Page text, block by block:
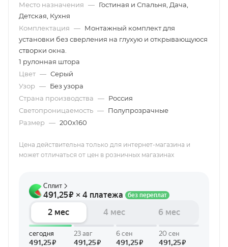
Место назначения — Гостиная и Спальня, Дача,
Детская, Кухня
Комплектация — Монтажный комплект для
установки без сверления на глухую и открывающуюся
створки окна.
1 рулонная штора
Цвет — Серый
Узор — Без узора
Страна производства — Россия
Светопроницаемость — Полупрозрачные
Размер — 200х160
Цена действительна только для интернет-магазина и
может отличаться от цен в розничных магазинах